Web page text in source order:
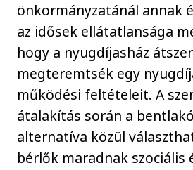
önkormányzatánál annak
az idősek ellátatlansága
hogy a nyugdíjasház
megteremtsék egy
működési feltételeit. A
átalakítás során a
alternatíva közül
bérlők maradnak szociális